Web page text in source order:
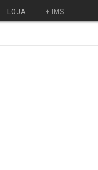
LOJA + IMS